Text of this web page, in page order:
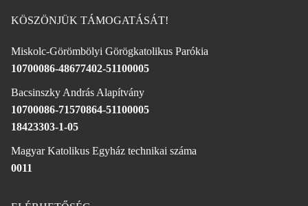
KÖSZÖNJÜK TÁMOGATÁSÁT!
Miskolc-Görömbölyi Görögkatolikus Parókia
10700086-48677402-51100005
Bacsinszky András Alapítvány
10700086-71570864-51100005
18423303-1-05
Magyar Katolikus Egyház technikai száma
0011